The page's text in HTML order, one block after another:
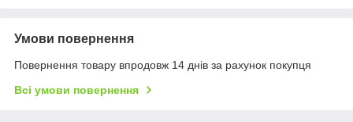
Умови повернення
Повернення товару впродовж 14 днів за рахунок покупця
Всі умови повернення